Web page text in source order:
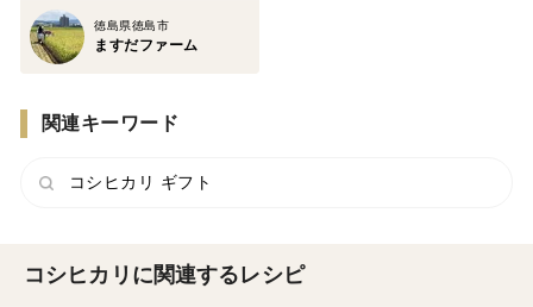
徳島県徳島市
ますだファーム
関連キーワード
コシヒカリ ギフト
コシヒカリに関連するレシピ